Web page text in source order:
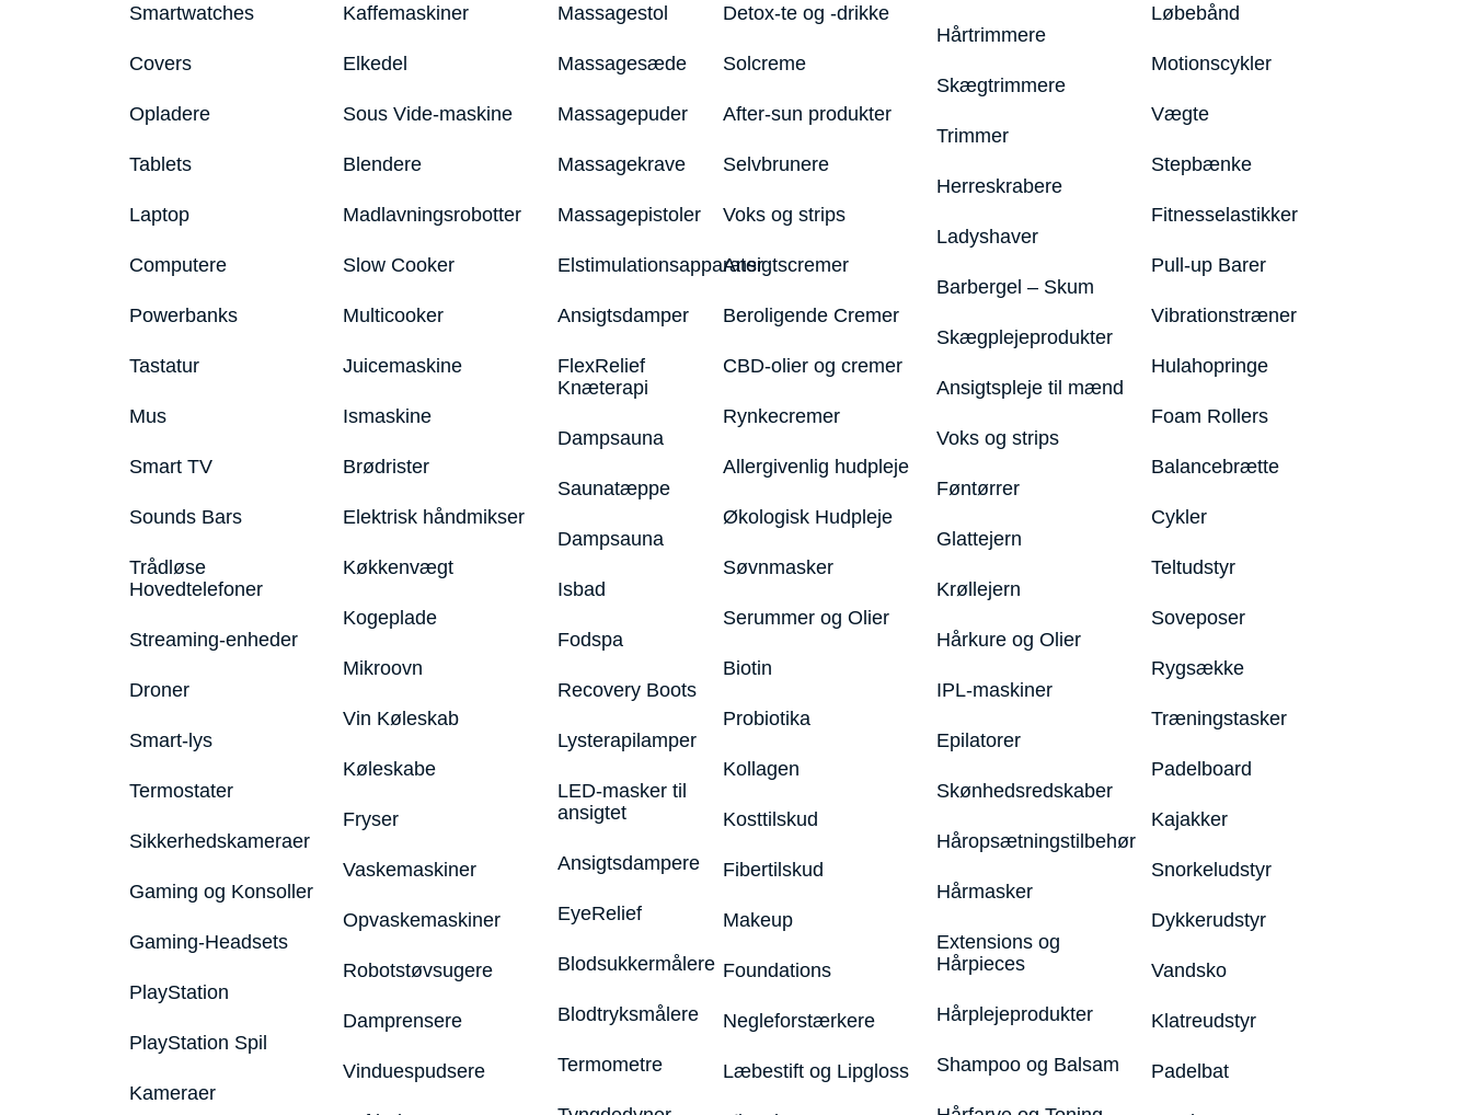
Smartwatches
Covers
Opladere
Tablets
Laptop
Computere
Powerbanks
Tastatur
Mus
Smart TV
Sounds Bars
Trådløse
Hovedtelefoner
Streaming-enheder
Droner
Smart-lys
Termostater
Sikkerhedskameraer
Gaming og Konsoller
Gaming-Headsets
PlayStation
PlayStation Spil
Kameraer
Kaffemaskiner
Elkedel
Sous Vide-maskine
Blendere
Madlavningsrobotter
Slow Cooker
Multicooker
Juicemaskine
Ismaskine
Brødrister
Elektrisk håndmikser
Køkkenvægt
Kogeplade
Mikroovn
Vin Køleskab
Køleskabe
Fryser
Vaskemaskiner
Opvaskemaskiner
Robotstøvsugere
Damprensere
Vinduespudsere
Massagestol
Massagesæde
Massagepuder
Massagekrave
Massagepistoler
Elstimulationsapparater
Ansigtsdamper
FlexRelief
Knæterapi
Dampsauna
Saunatæppe
Dampsauna
Isbad
Fodspa
Recovery Boots
Lysterapilamper
LED-masker til
ansigtet
Ansigtsdampere
EyeRelief
Blodsukkermålere
Blodtryksmålere
Termometre
Detox-te og -drikke
Solcreme
After-sun produkter
Selvbrunere
Voks og strips
Ansigtscremer
Beroligende Cremer
CBD-olier og cremer
Rynkecremer
Allergivenlig hudpleje
Økologisk Hudpleje
Søvnmasker
Serummer og Olier
Biotin
Probiotika
Kollagen
Kosttilskud
Fibertilskud
Makeup
Foundations
Negleforstærkere
Læbestift og Lipgloss
Hårtrimmere
Skægtrimmere
Trimmer
Herreskrabere
Ladyshaver
Barbergel – Skum
Skægplejeprodukter
Ansigtspleje til mænd
Voks og strips
Føntørrer
Glattejern
Krøllejern
Hårkure og Olier
IPL-maskiner
Epilatorer
Skønhedsredskaber
Håropsætningstilbehør
Hårmasker
Extensions og
Hårpieces
Hårplejeprodukter
Shampoo og Balsam
Løbebånd
Motionscykler
Vægte
Stepbænke
Fitnesselastikker
Pull-up Barer
Vibrationstræner
Hulahopringe
Foam Rollers
Balancebrætte
Cykler
Teltudstyr
Soveposer
Rygsække
Træningstasker
Padelboard
Kajakker
Snorkeludstyr
Dykkerudstyr
Vandsko
Klatreudstyr
Padelbat